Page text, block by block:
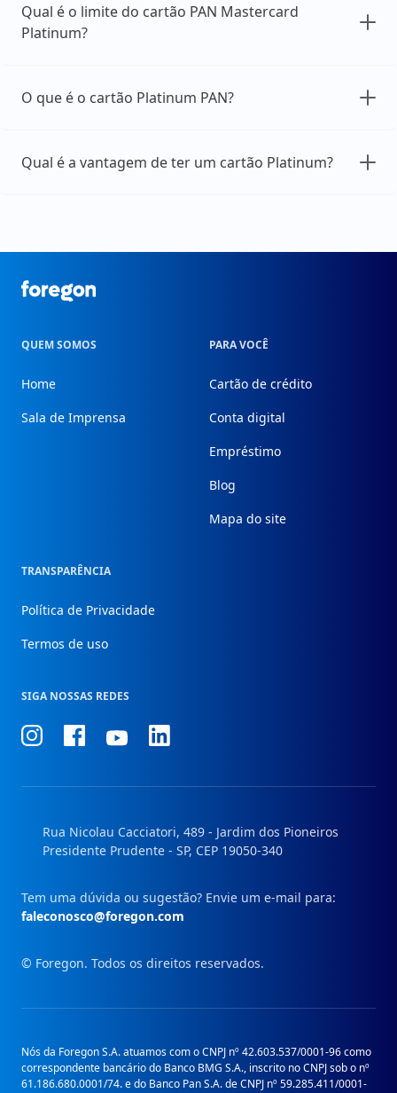
Qual é o limite do cartão PAN Mastercard
Platinum?
O que é o cartão Platinum PAN?
Qual é a vantagem de ter um cartão Platinum?
Foregon.com
QUEM SOMOS
Home
Sala de Imprensa
PARA VOCÊ
Cartão de crédito
Conta digital
Empréstimo
Blog
Mapa do site
TRANSPARÊNCIA
Política de Privacidade
Termos de uso
SIGA NOSSAS REDES
ConheçaConheçaConheçaConheça
Rua Nicolau Cacciatori, 489 - Jardim dos Pioneiros
Presidente Prudente - SP, CEP 19050-340
Tem uma dúvida ou sugestão? Envie um e-mail para:
faleconosco@foregon.com
© Foregon. Todos os direitos reservados.
Nós da Foregon S.A. atuamos com o CNPJ nº 42.603.537/0001-96 como
correspondente bancário do Banco BMG S.A., inscrito no CNPJ sob o nº
61.186.680.0001/74. e do Banco Pan S.A. de CNPJ nº 59.285.411/0001-